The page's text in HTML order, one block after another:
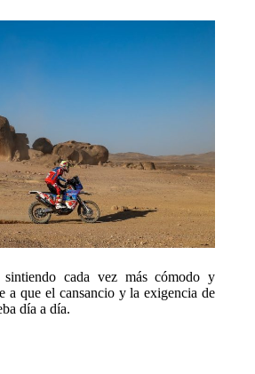
cada vez más cómodo y
a que el cansancio y la exigencia de
día a día.